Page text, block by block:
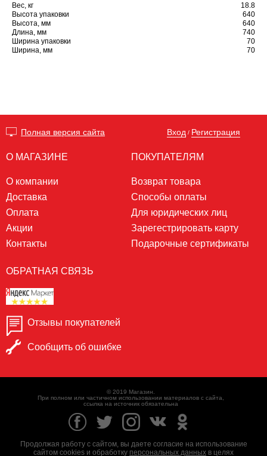
Вес, кг
18.8
Высота упаковки
640
Высота, мм
640
Длина, мм
740
Ширина упаковки
70
Ширина, мм
70
Полная версия сайта Вход / Регистрация
О МАГАЗИНЕ
О компании
Доставка
Оплата
Акции
Контакты
ПОКУПАТЕЛЯМ
Возврат товара
Способы оплаты
Для юридических лиц
Зарегестрировать карту
Подарочные сертификаты
ОБРАТНАЯ СВЯЗЬ
Отзывы покупателей
Сообщить об ошибке
© 2019 Магазин.
При полном или частичном использовании материалов с сайта,
ссылка на источник обязательна
Продолжая работу с сайтом, вы даете согласие на использование
сайтом cookies и обработку персональных данных в целях